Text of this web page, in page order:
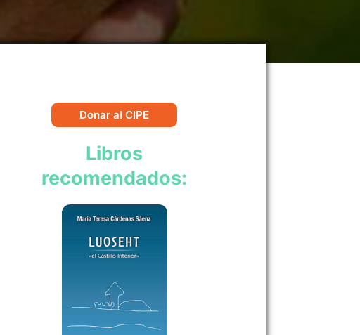
Donar al CIPE
Libros
recomendados: